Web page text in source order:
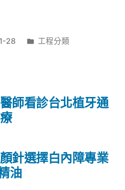
28
分
工程分類
針選擇白內障專業
油
師看診台北植牙通